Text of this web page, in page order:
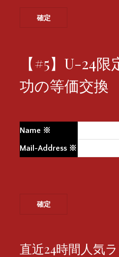
【#5】U-24
功の等価交換
Name ※
Mail-Address ※
直近24時間人気